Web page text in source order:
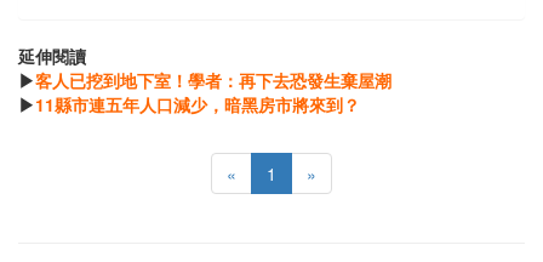
延伸閱讀
▶客人已挖到地下室！學者：再下去恐發生棄屋潮
▶11縣市連五年人口減少，暗黑房市將來到？
« 1 »